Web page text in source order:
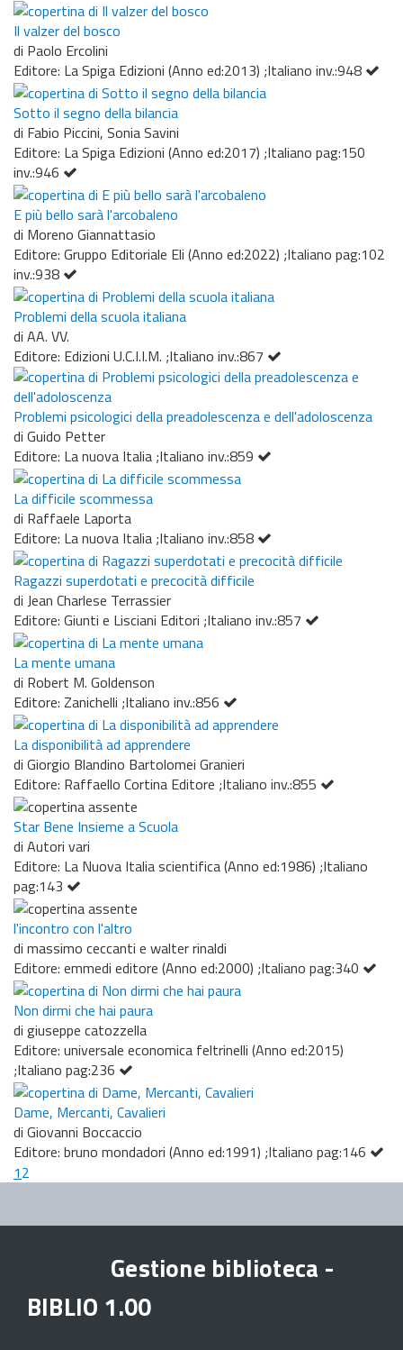
Il valzer del bosco
di Paolo Ercolini
Editore: La Spiga Edizioni (Anno ed:2013) ;Italiano inv.:948
Sotto il segno della bilancia
di Fabio Piccini, Sonia Savini
Editore: La Spiga Edizioni (Anno ed:2017) ;Italiano pag:150
inv.:946
E più bello sarà l'arcobaleno
di Moreno Giannattasio
Editore: Gruppo Editoriale Eli (Anno ed:2022) ;Italiano pag:102
inv.:938
Problemi della scuola italiana
di AA. VV.
Editore: Edizioni U.C.I.I.M. ;Italiano inv.:867
Problemi psicologici della preadolescenza e dell'adoloscenza
di Guido Petter
Editore: La nuova Italia ;Italiano inv.:859
La difficile scommessa
di Raffaele Laporta
Editore: La nuova Italia ;Italiano inv.:858
Ragazzi superdotati e precocità difficile
di Jean Charlese Terrassier
Editore: Giunti e Lisciani Editori ;Italiano inv.:857
La mente umana
di Robert M. Goldenson
Editore: Zanichelli ;Italiano inv.:856
La disponibilità ad apprendere
di Giorgio Blandino Bartolomei Granieri
Editore: Raffaello Cortina Editore ;Italiano inv.:855
Star Bene Insieme a Scuola
di Autori vari
Editore: La Nuova Italia scientifica (Anno ed:1986) ;Italiano
pag:143
l'incontro con l'altro
di massimo ceccanti e walter rinaldi
Editore: emmedi editore (Anno ed:2000) ;Italiano pag:340
Non dirmi che hai paura
di giuseppe catozzella
Editore: universale economica feltrinelli (Anno ed:2015)
;Italiano pag:236
Dame, Mercanti, Cavalieri
di Giovanni Boccaccio
Editore: bruno mondadori (Anno ed:1991) ;Italiano pag:146
12
Gestione biblioteca -
BIBLIO 1.00